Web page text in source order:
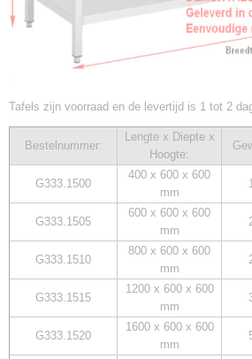
Tafels zijn voorraad en de levertijd is 1 tot 2
Bestelnummer:
Lengte x Diepte x
Hoogte:
G333.1500
400 x 600 x 600
mm
G333.1505
600 x 600 x 600
mm
G333.1510
800 x 600 x 600
mm
G333.1515
1200 x 600 x 600
mm
G333.1520
1600 x 600 x 600
mm